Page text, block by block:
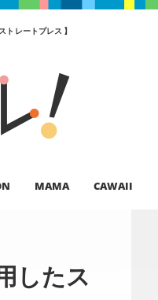
トレートプレス 】
MAMA CAWAII
したス